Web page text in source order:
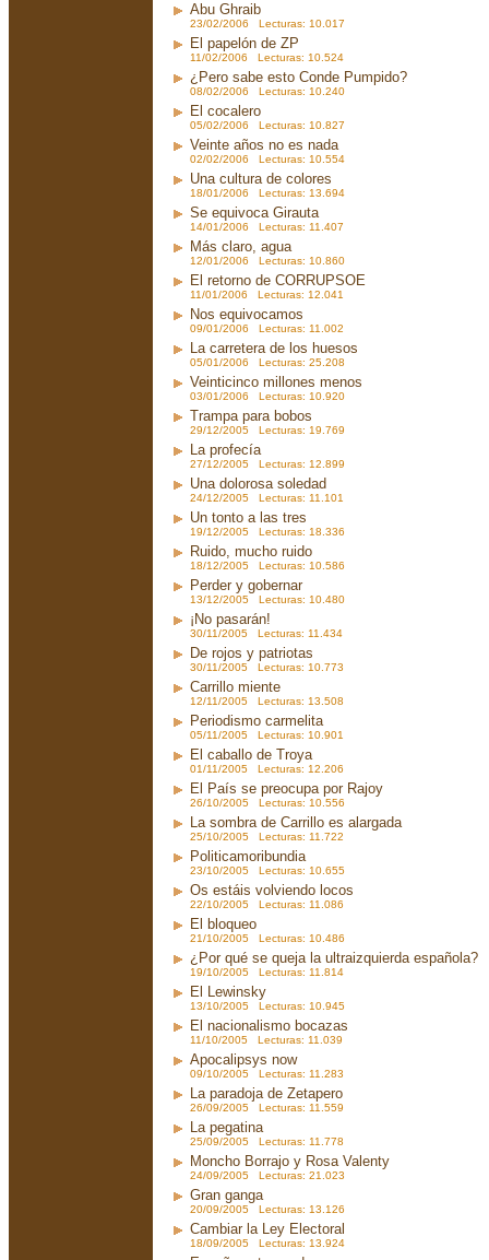
Abu Ghraib
23/02/2006 Lecturas: 10.017
El papelón de ZP
11/02/2006 Lecturas: 10.524
¿Pero sabe esto Conde Pumpido?
08/02/2006 Lecturas: 10.240
El cocalero
05/02/2006 Lecturas: 10.827
Veinte años no es nada
02/02/2006 Lecturas: 10.554
Una cultura de colores
18/01/2006 Lecturas: 13.694
Se equivoca Girauta
14/01/2006 Lecturas: 11.407
Más claro, agua
12/01/2006 Lecturas: 10.860
El retorno de CORRUPSOE
11/01/2006 Lecturas: 12.041
Nos equivocamos
09/01/2006 Lecturas: 11.002
La carretera de los huesos
05/01/2006 Lecturas: 25.208
Veinticinco millones menos
03/01/2006 Lecturas: 10.920
Trampa para bobos
29/12/2005 Lecturas: 19.769
La profecía
27/12/2005 Lecturas: 12.899
Una dolorosa soledad
24/12/2005 Lecturas: 11.101
Un tonto a las tres
19/12/2005 Lecturas: 18.336
Ruido, mucho ruido
18/12/2005 Lecturas: 10.586
Perder y gobernar
13/12/2005 Lecturas: 10.480
¡No pasarán!
30/11/2005 Lecturas: 11.434
De rojos y patriotas
30/11/2005 Lecturas: 10.773
Carrillo miente
12/11/2005 Lecturas: 13.508
Periodismo carmelita
05/11/2005 Lecturas: 10.901
El caballo de Troya
01/11/2005 Lecturas: 12.206
El País se preocupa por Rajoy
26/10/2005 Lecturas: 10.556
La sombra de Carrillo es alargada
25/10/2005 Lecturas: 11.722
Politicamoribundia
23/10/2005 Lecturas: 10.655
Os estáis volviendo locos
22/10/2005 Lecturas: 11.086
El bloqueo
21/10/2005 Lecturas: 10.486
¿Por qué se queja la ultraizquierda española?
19/10/2005 Lecturas: 11.814
El Lewinsky
13/10/2005 Lecturas: 10.945
El nacionalismo bocazas
11/10/2005 Lecturas: 11.039
Apocalipsys now
09/10/2005 Lecturas: 11.283
La paradoja de Zetapero
26/09/2005 Lecturas: 11.559
La pegatina
25/09/2005 Lecturas: 11.778
Moncho Borrajo y Rosa Valenty
24/09/2005 Lecturas: 21.023
Gran ganga
20/09/2005 Lecturas: 13.126
Cambiar la Ley Electoral
18/09/2005 Lecturas: 13.924